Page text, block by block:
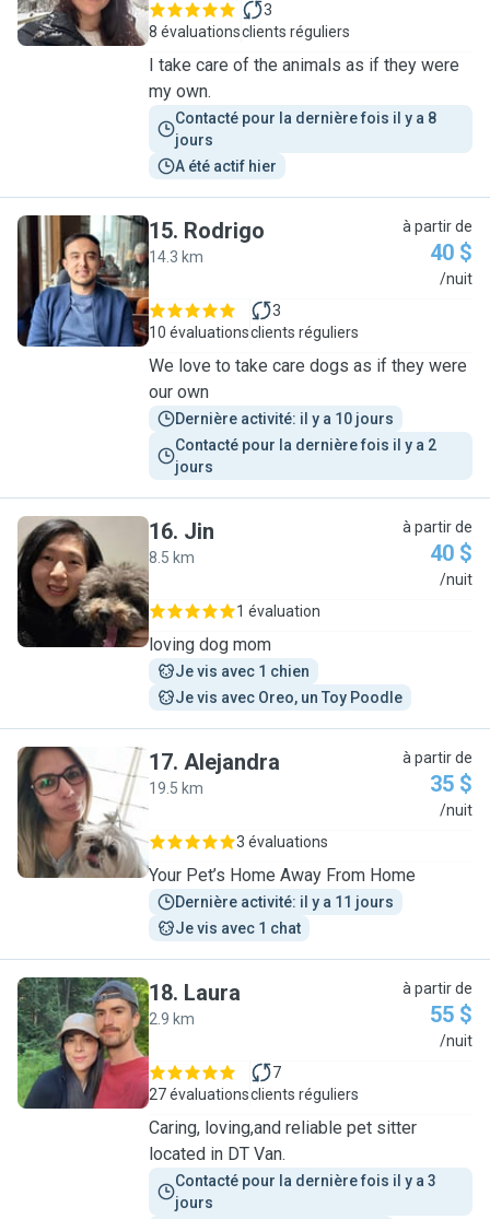
8 évaluations
3
clients réguliers
I take care of the animals as if they were
my own.
Contacté pour la dernière fois il y a 8
jours
A été actif hier
R
15. Rodrigo
14.3 km
à partir de
40 $
/nuit
10 évaluations
3
clients réguliers
We love to take care dogs as if they were
our own
Dernière activité: il y a 10 jours
Contacté pour la dernière fois il y a 2
jours
J
16. Jin
8.5 km
à partir de
40 $
/nuit
1 évaluation
loving dog mom
Je vis avec 1 chien
Je vis avec Oreo, un Toy Poodle
A
17. Alejandra
19.5 km
à partir de
35 $
/nuit
3 évaluations
Your Pet’s Home Away From Home
Dernière activité: il y a 11 jours
Je vis avec 1 chat
L
18. Laura
2.9 km
à partir de
55 $
/nuit
27 évaluations
7
clients réguliers
Caring, loving,and reliable pet sitter
located in DT Van.
Contacté pour la dernière fois il y a 3
jours